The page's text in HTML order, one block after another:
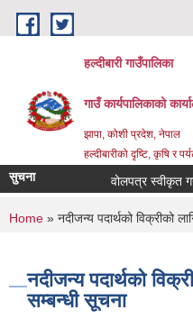
Skip to main content
हल्दीबारी गाउँपालिका
गाउँ कार्यपालिकाको
झापा, कोशी प्रदेश, नेपाल
हल्दीबारीको दृष्टि, कृषि र
सुचना वोलपत्र स्वीकृत
You are here
Home » नदीजन्य पदार्थको विक्रीको
नदीजन्य पदार्थको
सम्बन्धी सूचना